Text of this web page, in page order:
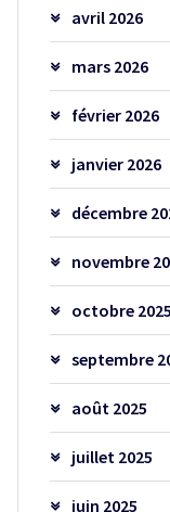
avril 2026
mars 2026
février 2026
janvier 2026
décembre
novembre
octobre 2025
septembre
août 2025
juillet 2025
juin 2025